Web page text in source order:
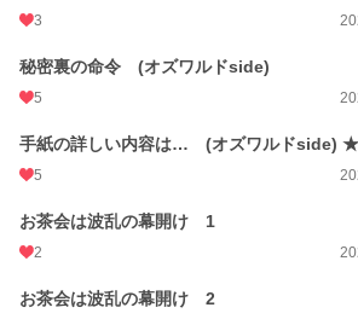
3
秘密裏の命令 (オズワルドside)
5
手紙の詳しい内容は… (オズワルドside) ★
5
お茶会は波乱の幕開け 1
2
お茶会は波乱の幕開け 2